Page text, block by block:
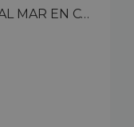
VILLA DE LUJO CON VISTAS AL MAR EN COSTA ADEJE ? EL MADROÑAL – 15407cs226